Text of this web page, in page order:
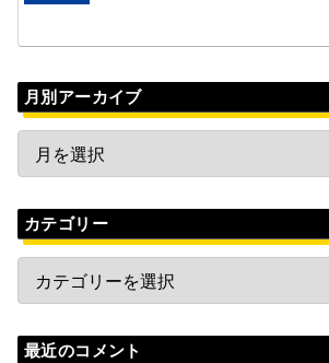
月別アーカイブ
カテゴリー
最近のコメント